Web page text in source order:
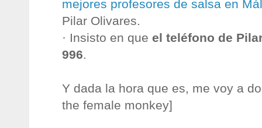
mejores profesores de salsa en
Pilar Olivares.
· Insisto en que el teléfono de
996
Y dada la hora que es, me voy a
the female monkey]